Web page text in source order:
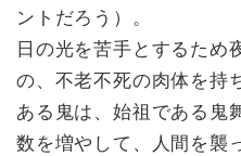
ントだろう）。
日の光を苦手とするため
の、不老不死の肉体を持
ある鬼は、始祖である鬼
数を増やして、人間を襲